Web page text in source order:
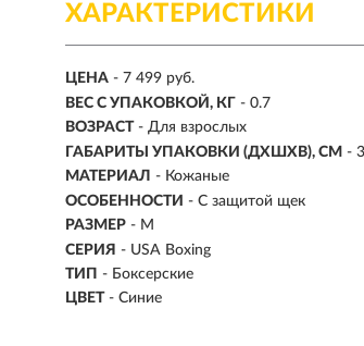
ХАРАКТЕРИСТИКИ
ЦЕНА - 7 499 руб.
ВЕС С УПАКОВКОЙ, КГ - 0.7
ВОЗРАСТ - Для взрослых
ГАБАРИТЫ УПАКОВКИ (ДХШХВ), СМ -
МАТЕРИАЛ - Кожаные
ОСОБЕННОСТИ - С защитой щек
РАЗМЕР - M
СЕРИЯ - USA Boxing
ТИП - Боксерские
ЦВЕТ - Синие